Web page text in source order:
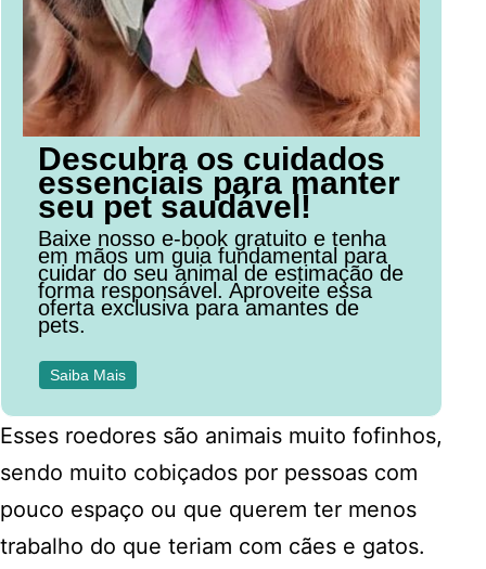
Descubra os cuidados
essenciais para manter
seu pet saudável!
Baixe nosso e-book gratuito e tenha
em mãos um guia fundamental para
cuidar do seu animal de estimação de
forma responsável. Aproveite essa
oferta exclusiva para amantes de
pets.
Saiba Mais
Esses roedores são animais muito fofinhos,
sendo muito cobiçados por pessoas com
pouco espaço ou que querem ter menos
trabalho do que teriam com cães e gatos.